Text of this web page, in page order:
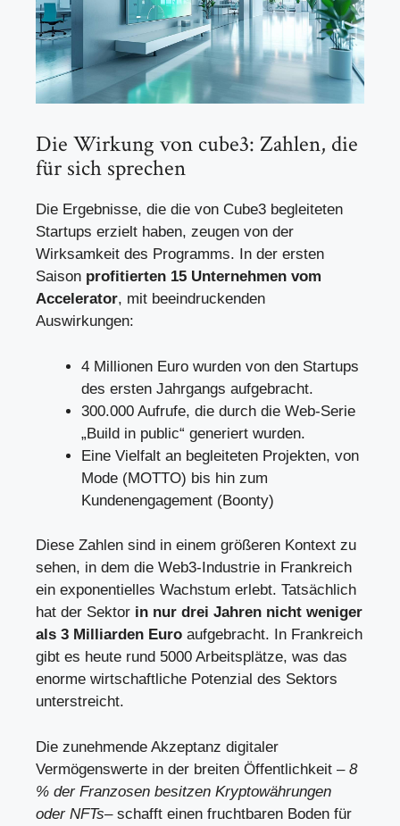
Die Wirkung von cube3: Zahlen, die
für sich sprechen
Die Ergebnisse, die die von Cube3 begleiteten
Startups erzielt haben, zeugen von der
Wirksamkeit des Programms. In der ersten
Saison profitierten 15 Unternehmen vom
Accelerator, mit beeindruckenden
Auswirkungen:
4 Millionen Euro wurden von den Startups
des ersten Jahrgangs aufgebracht.
300.000 Aufrufe, die durch die Web-Serie
„Build in public“ generiert wurden.
Eine Vielfalt an begleiteten Projekten, von
Mode (MOTTO) bis hin zum
Kundenengagement (Boonty)
Diese Zahlen sind in einem größeren Kontext zu
sehen, in dem die Web3-Industrie in Frankreich
ein exponentielles Wachstum erlebt. Tatsächlich
hat der Sektor in nur drei Jahren nicht weniger
als 3 Milliarden Euro aufgebracht. In Frankreich
gibt es heute rund 5000 Arbeitsplätze, was das
enorme wirtschaftliche Potenzial des Sektors
unterstreicht.
Die zunehmende Akzeptanz digitaler
Vermögenswerte in der breiten Öffentlichkeit – 8
% der Franzosen besitzen Kryptowährungen
oder NFTs– schafft einen fruchtbaren Boden für